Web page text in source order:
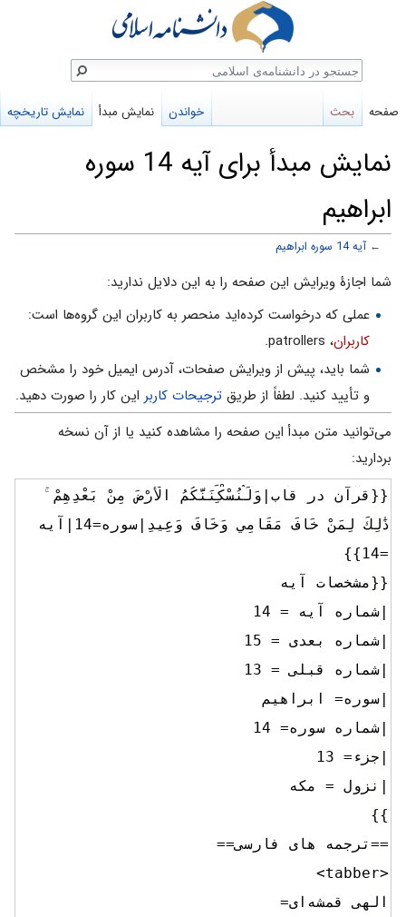
نمایش مبدأ برای آیه 14 سوره
ابراهیم
←آیه 14 سوره ابراهیم
پرش
ناوبری
پرش
جستجو
شما اجازهٔ ویرایش این صفحه را به این دلایل ندارید:
عملی که درخواست کرده‌اید منحصر به کاربران این گروه‌ها است:
کاربران، patrollers.
شما باید، پیش از ویرایش صفحات، آدرس ایمیل خود را مشخص
و تأیید کنید. لطفاً از طریق ترجیحات کاربر این کار را صورت دهید.
می‌توانید متن مبدأ این صفحه را مشاهده کنید یا از آن نسخه
بردارید:
صفحه بحث خواندن نمایش مبدأ نمایش تاریخچه
جستجو